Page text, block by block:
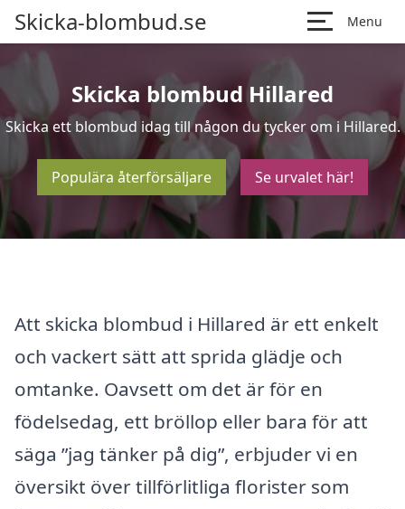
Skicka-blombud.se Menu
Skicka blombud Hillared
Skicka ett blombud idag till någon du tycker om i Hillared.
Populära återförsäljare Se urvalet här!
Att skicka blombud i Hillared är ett enkelt
och vackert sätt att sprida glädje och
omtanke. Oavsett om det är för en
födelsedag, ett bröllop eller bara för att
säga ”jag tänker på dig”, erbjuder vi en
översikt över tillförlitliga florister som